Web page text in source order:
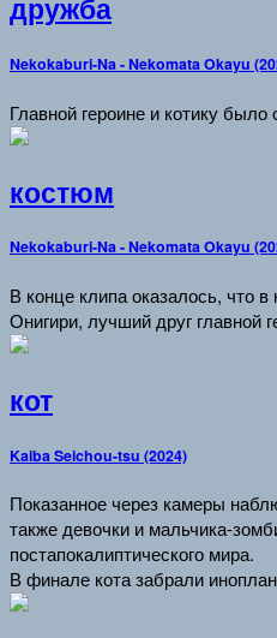
дружба
Nekokaburi-Na - Nekomata Okayu
Главной героине и котику
костюм
Nekokaburi-Na - Nekomata Okayu
В конце клипа оказалось, что
Онигири, лучший друг главной
кот
Kaiba Seichou-tsu (2024)
Показанное через камеры
также девочки и мальчика-
постапокалиптического мира.
В финале кота забрали